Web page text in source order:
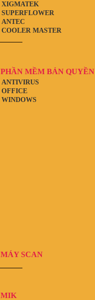
COOLER MASTER
ANTEC
SUPERFLOWER
XIGMATEK
PHẦN MỀM BẢN QUYỀN
WINDOWS
OFFICE
ANTIVIRUS
MÁY SCAN
MIK